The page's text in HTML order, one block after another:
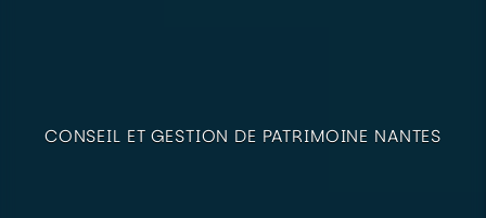
CONSEIL ET GESTION DE PATRIMOINE NANTES